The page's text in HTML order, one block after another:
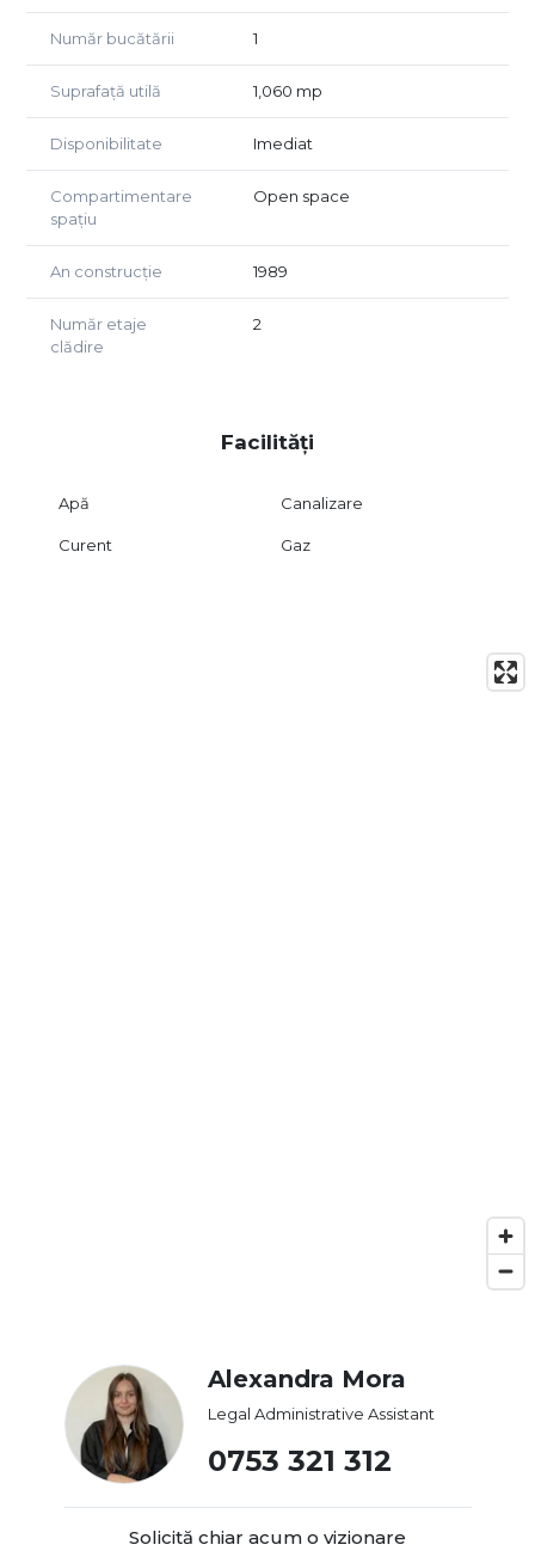
Număr bucătării 1
Suprafață utilă 1,060 mp
Disponibilitate Imediat
Compartimentare
spațiu
Open space
An construcție 1989
Număr etaje
clădire
2
Facilități
Apă Canalizare
Curent Gaz
Alexandra Mora
Legal Administrative Assistant
0753 321 312
Solicită chiar acum o vizionare